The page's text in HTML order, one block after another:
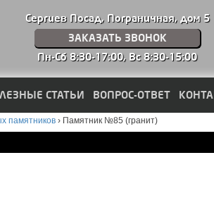
Сергиев Посад, Пограничная, дом 5
ЗАКАЗАТЬ ЗВОНОК
Пн-Сб 8:30-17:00, Вс 8:30-15:00
СТАТЬИ ВОПРОС-ОТВЕТ
памятников › Памятник №85 (гранит)